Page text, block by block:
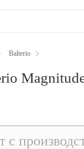
Balterio
с